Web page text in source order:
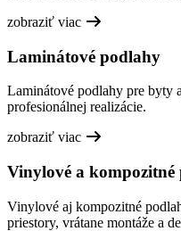
zobraziť viac
Laminátové podlahy
Laminátové podlahy pre byty
profesionálnej realizácie.
zobraziť viac
Vinylové a kompozitné
Vinylové aj kompozitné
priestory, vrátane montáže a